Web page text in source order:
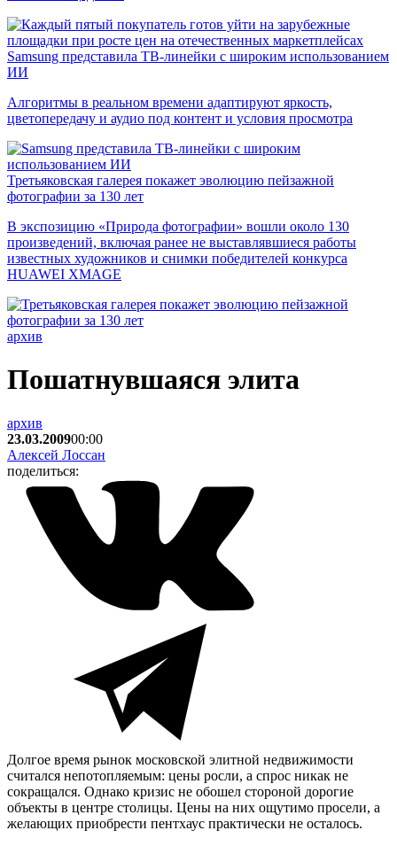
Samsung представила ТВ-линейки с широким использованием
ИИ
Алгоритмы в реальном времени адаптируют яркость,
цветопередачу и аудио под контент и условия просмотра
Третьяковская галерея покажет эволюцию пейзажной
фотографии за 130 лет
В экспозицию «Природа фотографии» вошли около 130
произведений, включая ранее не выставлявшиеся работы
известных художников и снимки победителей конкурса
HUAWEI XMAGE
архив
Пошатнувшаяся элита
архив
23.03.200900:00
Алексей Лоссан
поделиться:
Долгое время рынок московской элитной недвижимости
считался непотопляемым: цены росли, а спрос никак не
сокращался. Однако кризис не обошел стороной дорогие
объекты в центре столицы. Цены на них ощутимо просели, а
желающих приобрести пентхаус практически не осталось.